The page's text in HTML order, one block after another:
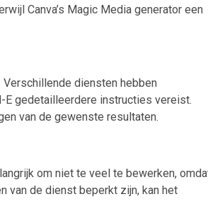
Canva’s Magic Media generator een
diensten hebben
E gedetailleerdere instructies vereist.
van de gewenste resultaten.
om niet te veel te bewerken,
van de dienst beperkt zijn, kan het